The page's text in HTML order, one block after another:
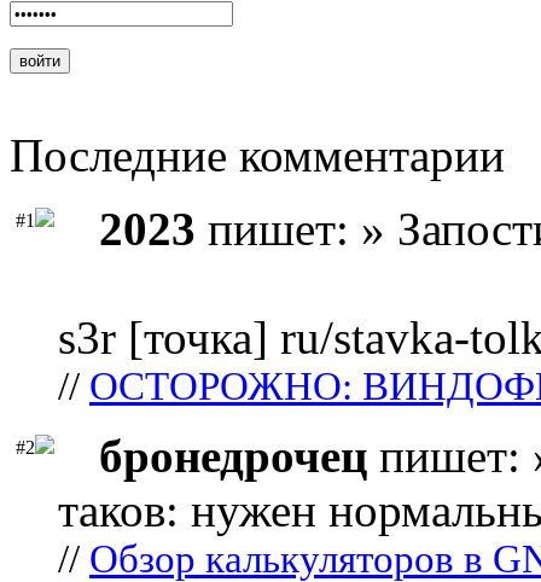
Последние комментарии
#1 2023 пишет: »
s3r [точка] ru/stavka-
// ОСТОРОЖНО:
#2 бронедрочец пишет:
таков: нужен
// Обзор калькуляторов в